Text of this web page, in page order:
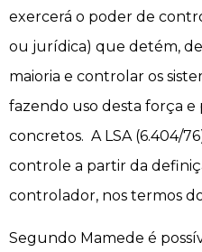
exercerá o poder de
ou jurídica) que detém,
maioria e controlar os
fazendo uso desta força
concretos. A LSA (6.404/
controle a partir da
controlador, nos termos
Segundo Mamede é